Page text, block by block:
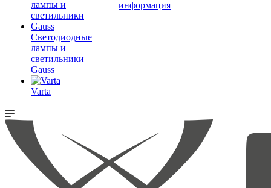
Светодиодные
лампы и
светильники
Gauss
Varta
информация